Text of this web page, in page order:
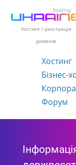
Хостинг і реєстрація
доменів
Хостинг
Бізнес-
Форум